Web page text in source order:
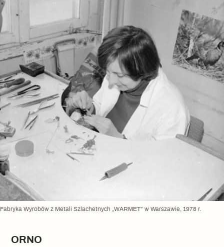
Fabryka Wyrobów z Metali Szlachetnych „WARMET” w Warszawie, 1978 r.
ORNO